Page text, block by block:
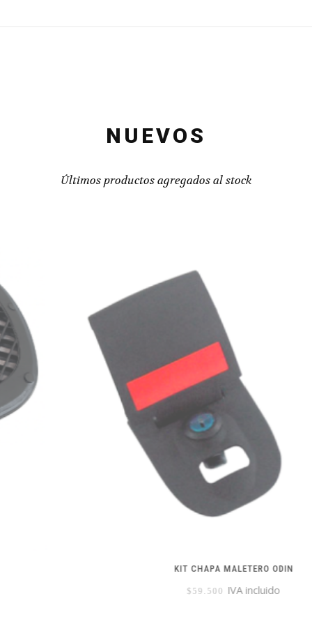
NUEVOS
Últimos productos agregados al stock
KIT CHAPA MALETERO ODIN
IVA incluido